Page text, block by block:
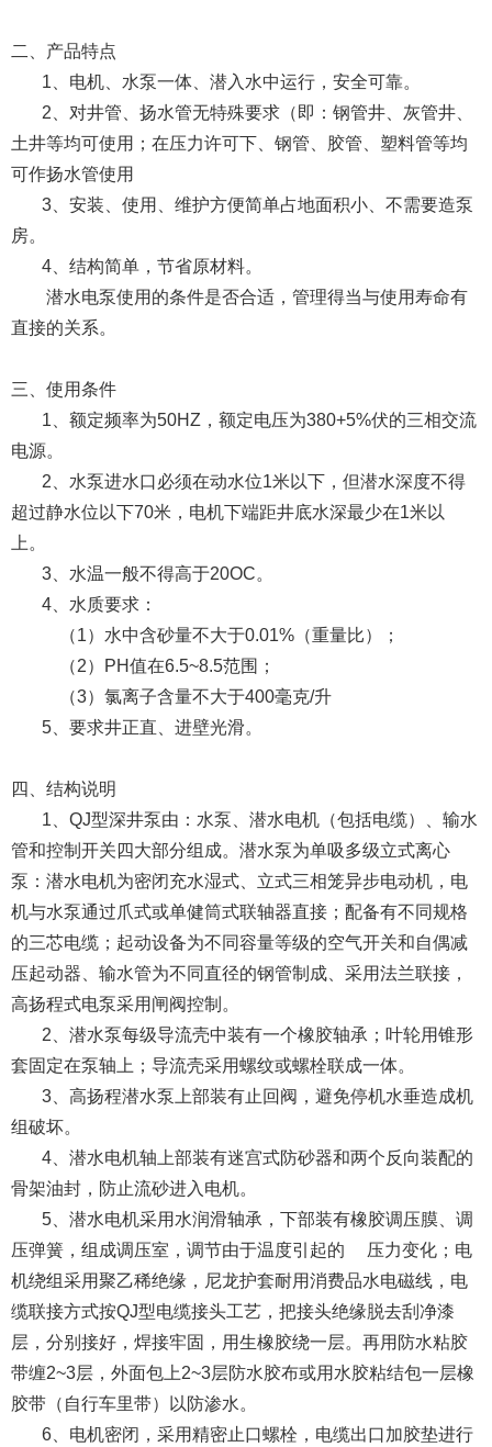
二、产品特点
1、电机、水泵一体、潜入水中运行，安全可靠。
2、对井管、扬水管无特殊要求（即：钢管井、灰管井、
土井等均可使用；在压力许可下、钢管、胶管、塑料管等均
可作扬水管使用
3、安装、使用、维护方便简单占地面积小、不需要造泵
房。
4、结构简单，节省原材料。
潜水电泵使用的条件是否合适，管理得当与使用寿命有
直接的关系。
三、使用条件
1、额定频率为50HZ，额定电压为380+5%伏的三相交流
电源。
2、水泵进水口必须在动水位1米以下，但潜水深度不得
超过静水位以下70米，电机下端距井底水深最少在1米以
上。
3、水温一般不得高于20OC。
4、水质要求：
（1）水中含砂量不大于0.01%（重量比）；
（2）PH值在6.5~8.5范围；
（3）氯离子含量不大于400毫克/升
5、要求井正直、进壁光滑。
四、结构说明
1、QJ型深井泵由：水泵、潜水电机（包括电缆）、输水
管和控制开关四大部分组成。潜水泵为单吸多级立式离心
泵：潜水电机为密闭充水湿式、立式三相笼异步电动机，电
机与水泵通过爪式或单健筒式联轴器直接；配备有不同规格
的三芯电缆；起动设备为不同容量等级的空气开关和自偶减
压起动器、输水管为不同直径的钢管制成、采用法兰联接，
高扬程式电泵采用闸阀控制。
2、潜水泵每级导流壳中装有一个橡胶轴承；叶轮用锥形
套固定在泵轴上；导流壳采用螺纹或螺栓联成一体。
3、高扬程潜水泵上部装有止回阀，避免停机水垂造成机
组破坏。
4、潜水电机轴上部装有迷宫式防砂器和两个反向装配的
骨架油封，防止流砂进入电机。
5、潜水电机采用水润滑轴承，下部装有橡胶调压膜、调
压弹簧，组成调压室，调节由于温度引起的 压力变化；电
机绕组采用聚乙稀绝缘，尼龙护套耐用消费品水电磁线，电
缆联接方式按QJ型电缆接头工艺，把接头绝缘脱去刮净漆
层，分别接好，焊接牢固，用生橡胶绕一层。再用防水粘胶
带缠2~3层，外面包上2~3层防水胶布或用水胶粘结包一层橡
胶带（自行车里带）以防渗水。
6、电机密闭，采用精密止口螺栓，电缆出口加胶垫进行